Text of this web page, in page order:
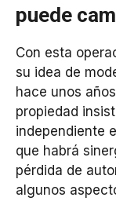
puede
Con esta
su idea de
hace unos años
propiedad
independiente
que habrá
pérdida de
algunos